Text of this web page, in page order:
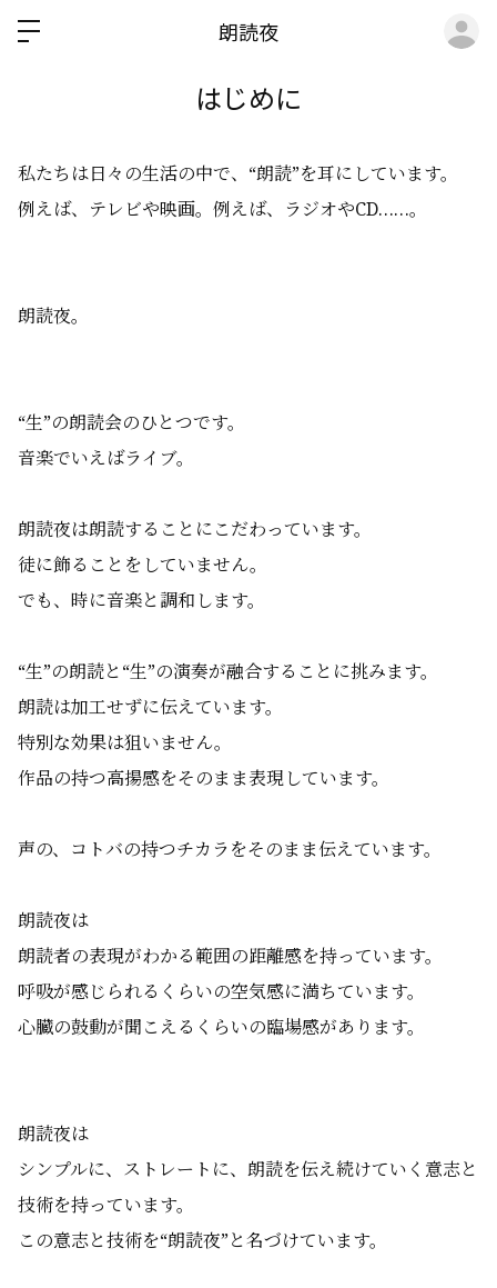
朗読夜
はじめに
私たちは日々の生活の中で、“朗読”を耳にしています。
例えば、テレビや映画。例えば、ラジオやCD……。
朗読夜。
“生”の朗読会のひとつです。
音楽でいえばライブ。
朗読夜は朗読することにこだわっています。
徒に飾ることをしていません。
でも、時に音楽と調和します。
“生”の朗読と“生”の演奏が融合することに挑みます。
朗読は加工せずに伝えています。
特別な効果は狙いません。
作品の持つ高揚感をそのまま表現しています。
声の、コトバの持つチカラをそのまま伝えています。
朗読夜は
朗読者の表現がわかる範囲の距離感を持っています。
呼吸が感じられるくらいの空気感に満ちています。
心臓の鼓動が聞こえるくらいの臨場感があります。
朗読夜は
シンプルに、ストレートに、朗読を伝え続けていく意志と
技術を持っています。
この意志と技術を“朗読夜”と名づけています。